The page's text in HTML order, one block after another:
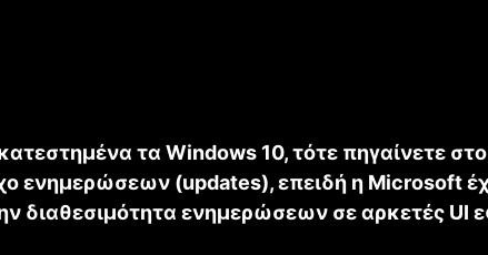
τα Windows 10, τότε πηγαίνετε
ενημερώσεων (updates), επειδή η Microsoft
διαθεσιμότητα ενημερώσεων σε αρκετές UI